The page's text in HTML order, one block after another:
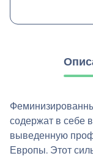
содержат в себе
выведенную
Европы. Этот